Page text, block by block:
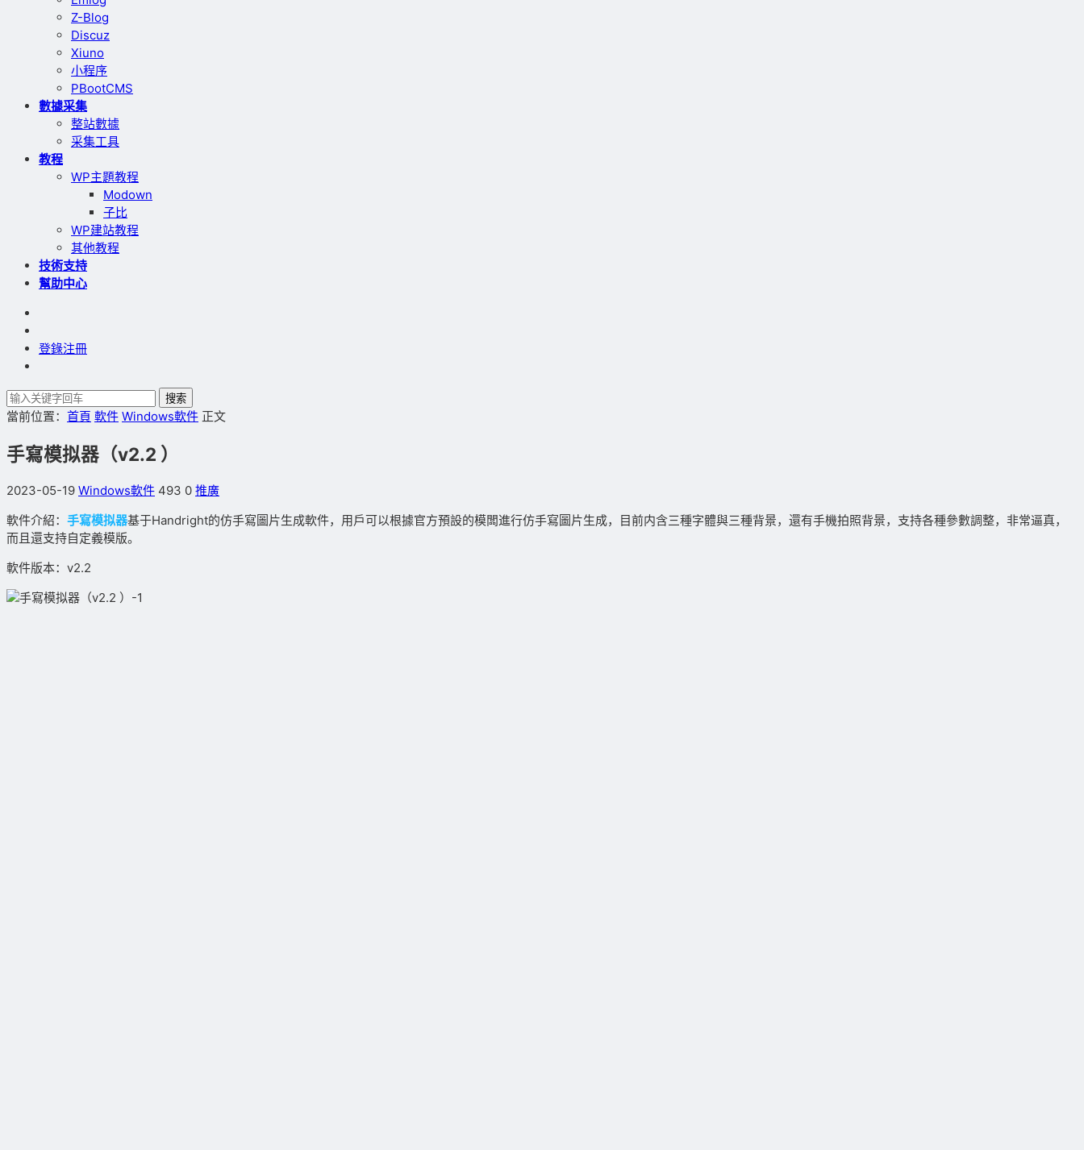
Z-Blog
Discuz
Xiuno
小程序
PBootCMS
數據采集
整站數據
采集工具
教程
WP主題教程
Modown
子比
WP建站教程
其他教程
技術支持
幫助中心
登錄注冊
搜索
當前位置： 首頁 軟件 Windows軟件 正文
手寫模拟器（v2.2 ）
2023-05-19 Windows軟件 493 0 推廣
軟件介紹： 手寫模拟器基于Handright的仿手寫圖片生成軟件，用戶可以根據官方預設的模闆進行仿手寫圖片生成，目前内含三種字體與三種背景，還有手機拍照背景，支持各種參數調整，非常逼真，
而且還支持自定義模版。
軟件版本：v2.2